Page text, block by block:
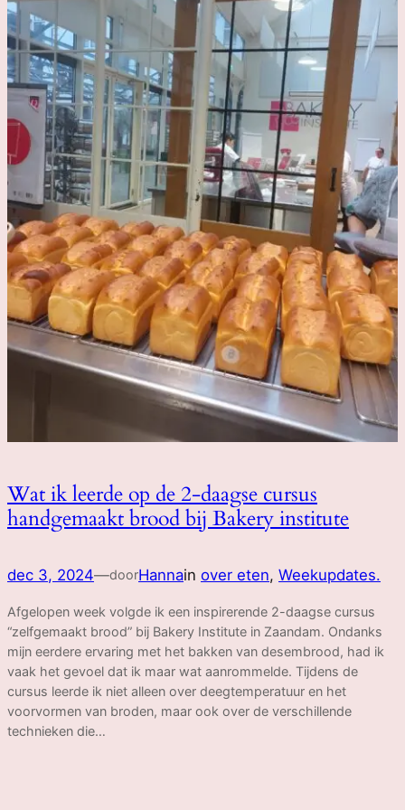
Wat ik leerde op de 2-daagse cursus
handgemaakt brood bij Bakery institute
dec 3, 2024—doorHannain over eten, Weekupdates.
Afgelopen week volgde ik een inspirerende 2-daagse cursus
“zelfgemaakt brood” bij Bakery Institute in Zaandam. Ondanks
mijn eerdere ervaring met het bakken van desembrood, had ik
vaak het gevoel dat ik maar wat aanrommelde. Tijdens de
cursus leerde ik niet alleen over deegtemperatuur en het
voorvormen van broden, maar ook over de verschillende
technieken die…